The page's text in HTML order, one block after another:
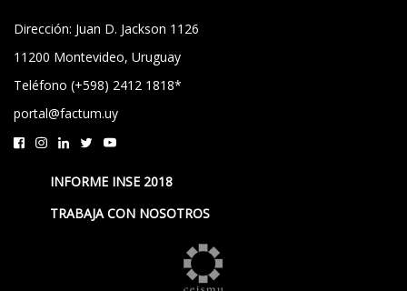
Dirección: Juan D. Jackson 1126
11200 Montevideo, Uruguay
Teléfono (+598) 2412 1818*
portal@factum.uy
INFORME INSE 2018
TRABAJA CON NOSOTROS